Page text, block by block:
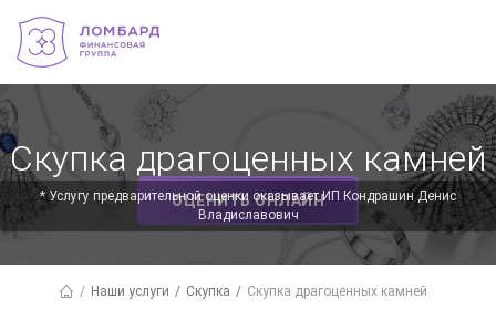
Скупка драгоценных камней
ОЦЕНИТЬ ОНЛАЙН
✕
* Услугу предварительной оценки оказывает ИП Кондрашин Денис
Владиславович
Наши услуги Скупка Скупка драгоценных камней